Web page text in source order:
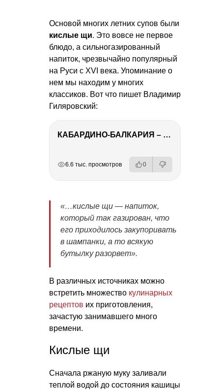
Основой многих летних супов были
кислые щи. Это вовсе не первое
блюдо, а сильногазированный
напиток, чрезвычайно популярный
на Руси с XVI века. Упоминание о
нем мы находим у многих
классиков. Вот что пишет Владимир
Гиляровский:
КАБАРДИНО-БАЛКАРИЯ – ПУТЕШЕСТВИЕ НА КАВКАЗ часть 3
6.6 тыс. просмотров 0
«…кислые щи — напиток,
который так газирован, что
его приходилось закупоривать
в шампанки, а то всякую
бутылку разорвет».
В различных источниках можно
встретить множество кулинарных
рецептов их приготовления,
зачастую занимавшего много
времени.
Кислые щи
Сначала ржаную муку заливали
теплой водой до состояния кашицы